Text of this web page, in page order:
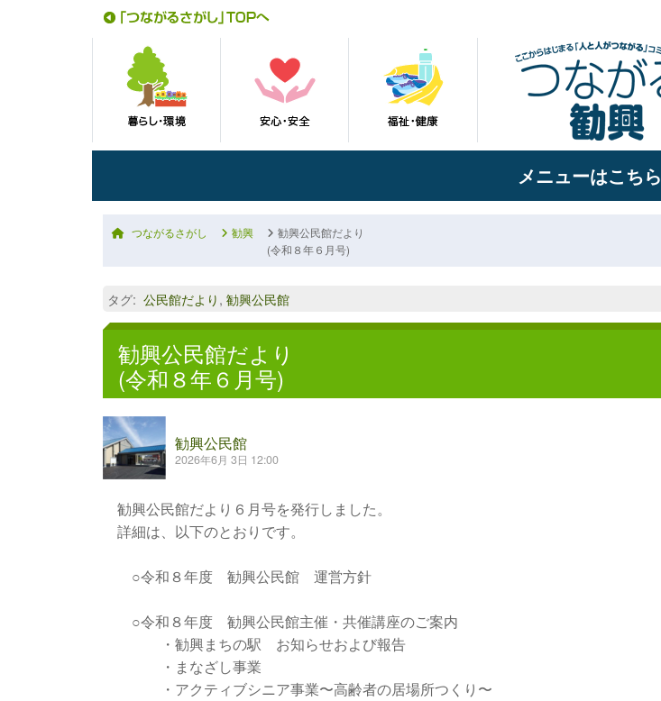
メニューはこちら
つながるさがし 勧興
勧興公民館だより
(令和８年６月号)
タグ: 公民館だより, 勧興公民館
勧興公民館だより
(令和８年６月号)
勧興公民館
2026年6月 3日 12:00
勧興公民館だより６月号を発行しました。
詳細は、以下のとおりです。
○令和８年度 勧興公民館 運営方針
○令和８年度 勧興公民館主催・共催講座のご案内
・勧興まちの駅 お知らせおよび報告
・まなざし事業
・アクティブシニア事業〜高齢者の居場所つくり〜